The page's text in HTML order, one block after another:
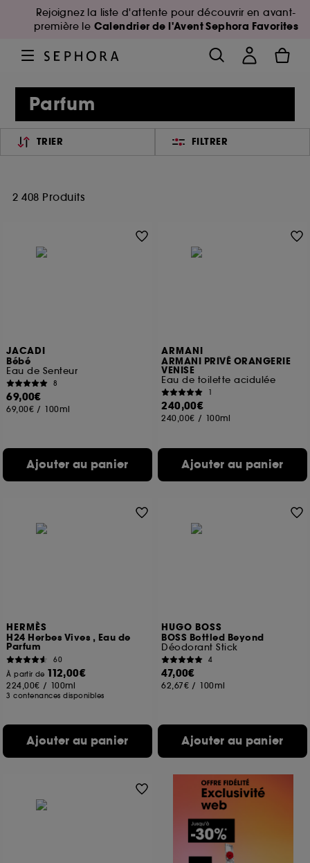
Rejoignez la liste d'attente pour découvrir en avant-
première le Calendrier de l'Avent Sephora Favorites
Parfum
TRIER FILTRER
2 408 Produits
JACADI
Bébé
Eau de Senteur
8
69,00€
69,00€ / 100ml
Ajouter au panier
ARMANI
ARMANI PRIVÉ ORANGERIE
VENISE
Eau de toilette acidulée
1
240,00€
240,00€ / 100ml
Ajouter au panier
HERMÈS
H24 Herbes Vives , Eau de
Parfum
60
À partir de 112,00€
224,00€ / 100ml
3 contenances disponibles
Ajouter au panier
HUGO BOSS
BOSS Bottled Beyond
Déodorant Stick
4
47,00€
62,67€ / 100ml
Ajouter au panier